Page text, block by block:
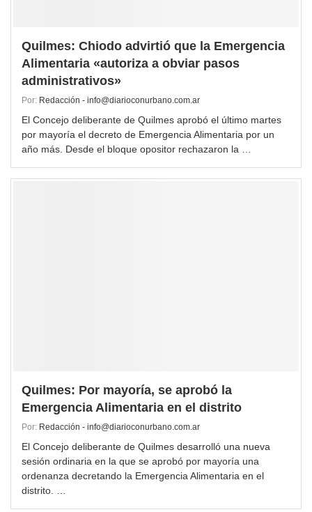
Quilmes: Chiodo advirtió que la Emergencia
Alimentaria «autoriza a obviar pasos
administrativos»
Por: Redacción - info@diarioconurbano.com.ar
El Concejo deliberante de Quilmes aprobó el último martes
por mayoría el decreto de Emergencia Alimentaria por un
año más. Desde el bloque opositor rechazaron la …
Quilmes: Por mayoría, se aprobó la
Emergencia Alimentaria en el distrito
Por: Redacción - info@diarioconurbano.com.ar
El Concejo deliberante de Quilmes desarrolló una nueva
sesión ordinaria en la que se aprobó por mayoría una
ordenanza decretando la Emergencia Alimentaria en el
distrito. …